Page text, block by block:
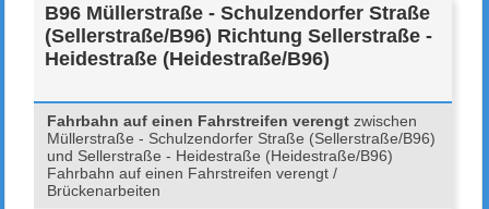
B96 Müllerstraße - Schulzendorfer Straße
(Sellerstraße/B96) Richtung Sellerstraße -
Heidestraße (Heidestraße/B96)
Fahrbahn auf einen Fahrstreifen verengt zwischen
Müllerstraße - Schulzendorfer Straße (Sellerstraße/B96)
und Sellerstraße - Heidestraße (Heidestraße/B96)
Fahrbahn auf einen Fahrstreifen verengt /
Brückenarbeiten